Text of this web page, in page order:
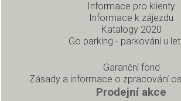
Informace pro klienty
Informace k zájezdu
Katalogy 2020
Go parking - parkování u
Garanční fond
Zásady a informace o zpracování
Prodejní akce